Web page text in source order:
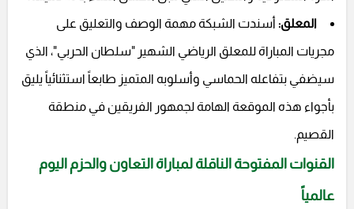
المعلق: أسندت الشبكة مهمة الوصف والتعليق على
مجريات المباراة للمعلق الرياضي الشهير "سلطان الحربي"، الذي
سيضفي بتفاعله الحماسي وأسلوبه المتميز طابعاً استثنائياً يليق
بأجواء هذه الموقعة الهامة لجمهور الفريقين في منطقة
القصيم.
القنوات المفتوحة الناقلة لمباراة التعاون والحزم اليوم
عالمياً